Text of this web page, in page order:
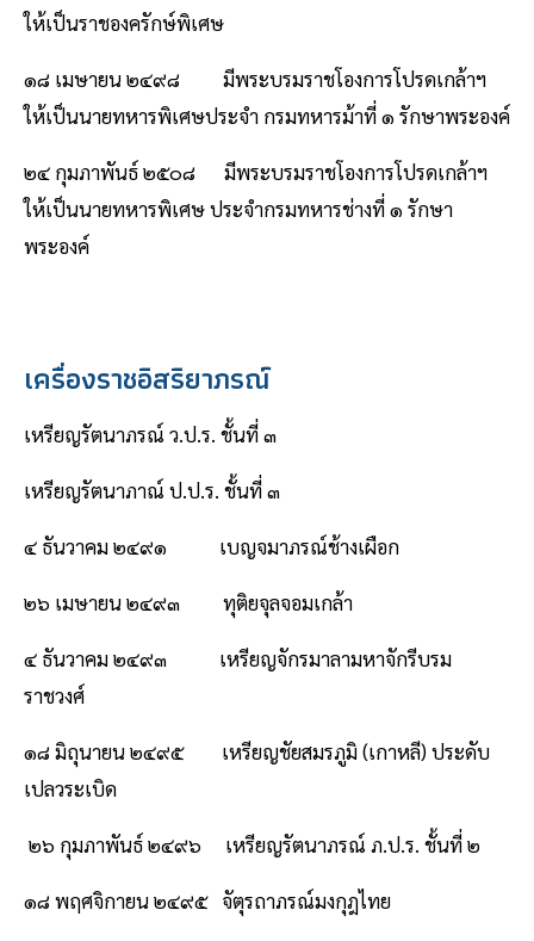
ให้เป็นราชองครักษ์พิเศษ
๑๘ เมษายน ๒๔๙๘ มีพระบรมราชโองการโปรดเกล้าฯ
ให้เป็นนายทหารพิเศษประจํา กรมทหารม้าที่ ๑ รักษาพระองค์
๒๔ กุมภาพันธ์ ๒๕๐๘ มีพระบรมราชโองการโปรดเกล้าฯ
ให้เป็นนายทหารพิเศษ ประจํากรมทหารช่างที่ ๑ รักษา
พระองค์
เครื่องราชอิสริยาภรณ์
เหรียญรัตนาภรณ์ ว.ป.ร. ชั้นที่ ๓
เหรียญรัตนาภาณ์ ป.ป.ร. ชั้นที่ ๓
๔ ธันวาคม ๒๔๙๑ เบญจมาภรณ์ช้างเผือก
๒๖ เมษายน ๒๔๙๓ ทุติยจุลจอมเกล้า
๔ ธันวาคม ๒๔๙๓ เหรียญจักรมาลามหาจักรีบรม
ราชวงศ์
๑๘ มิถุนายน ๒๔๙๕ เหรียญชัยสมรภูมิ (เกาหลี) ประดับ
เปลวระเบิด
๒๖ กุมภาพันธ์ ๒๔๙๖ เหรียญรัตนาภรณ์ ภ.ป.ร. ชั้นที่ ๒
๑๘ พฤศจิกายน ๒๔๙๕ จัตุรถาภรณ์มงกุฎไทย